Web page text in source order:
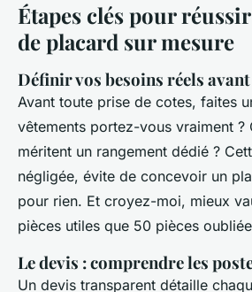
Étapes clés pour
de placard sur mesure
Définir vos besoins réels
Avant toute prise de cotes, faites
vêtements portez-vous vraiment ?
méritent un rangement dédié ?
négligée, évite de concevoir un
pour rien. Et croyez-moi, mieux
pièces utiles que 50 pièces
Le devis : comprendre les
Un devis transparent détaille